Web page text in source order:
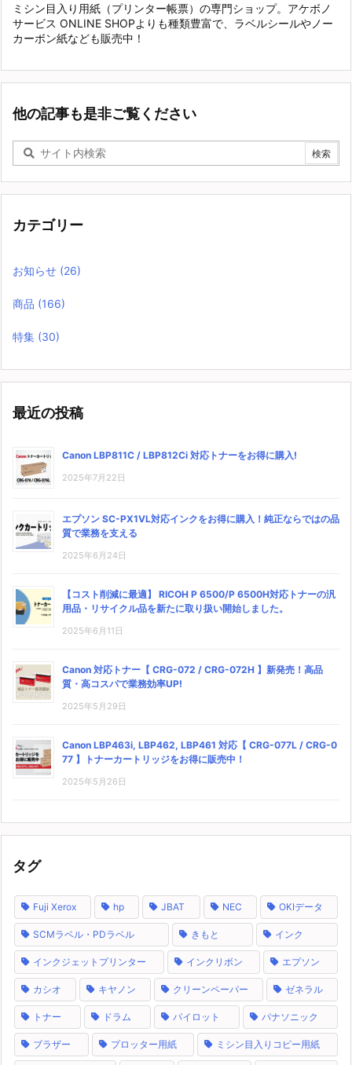
ミシン目入り用紙（プリンター帳票）の専門ショップ。アケボノ
サービス ONLINE SHOPよりも種類豊富で、ラベルシールやノー
カーボン紙なども販売中！
他の記事も是非ご覧ください
カテゴリー
お知らせ (26)
商品 (166)
特集 (30)
最近の投稿
Canon LBP811C / LBP812Ci 対応トナーをお得に購入!
2025年7月22日
エプソン SC-PX1VL対応インクをお得に購入！純正ならではの品
質で業務を支える
2025年6月24日
【コスト削減に最適】 RICOH P 6500/P 6500H対応トナーの汎
用品・リサイクル品を新たに取り扱い開始しました。
2025年6月11日
Canon 対応トナー【 CRG-072 / CRG-072H 】新発売！高品
質・高コスパで業務効率UP!
2025年5月29日
Canon LBP463i, LBP462, LBP461 対応【 CRG-077L / CRG-0
77 】トナーカートリッジをお得に販売中！
2025年5月26日
タグ
Fuji Xerox hp JBAT NEC OKIデータ
SCMラベル・PDラベル きもと インク
インクジェットプリンター インクリボン エプソン
カシオ キヤノン クリーンペーパー ゼネラル
トナー ドラム パイロット パナソニック
ブラザー プロッター用紙 ミシン目入りコピー用紙